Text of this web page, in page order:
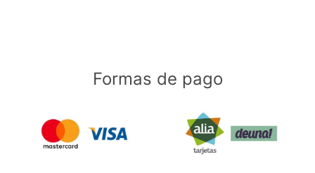
Formas de pago